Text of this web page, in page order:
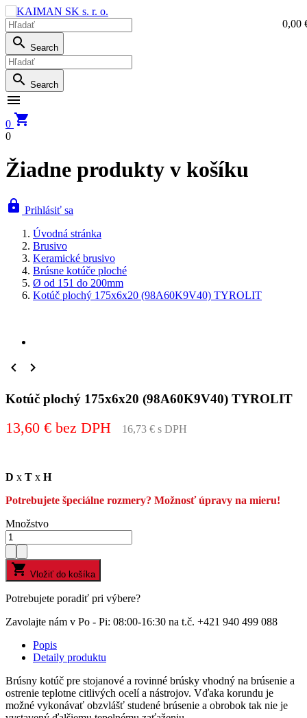
 Search
 Search

0 
0
0,00
Žiadne produkty v košíku
 Prihlásiť sa
Úvodná stránka
Brusivo
Keramické brusivo
Brúsne kotúče ploché
Ø od 151 do 200mm
Kotúč plochý 175x6x20 (98A60K9V40) TYROLIT
 
Kotúč plochý 175x6x20 (98A60K9V40) TYROLIT
13,60 € bez DPH 16,73 € s DPH
D x T x H
Potrebujete špeciálne rozmery? Možnosť úpravy na mieru!
Množstvo
 Vložiť do košíka
Potrebujete poradiť pri výbere?
Zavolajte nám v Po - Pi: 08:00-16:30 na t.č. +421 940 499 088
Popis
Detaily produktu
Brúsny kotúč pre stojanové a rovinné brúsky vhodný na brúsenie a
ostrenie teplotne citlivých ocelí a nástrojov. Vďaka korundu je
možné vykonávať obzvlášť studené brúsenie a obrobok tak nie je